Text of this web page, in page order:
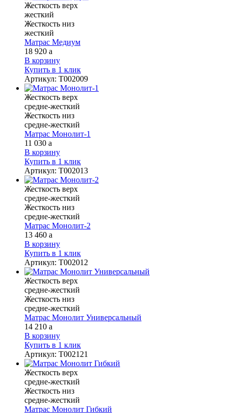
Жесткость верх
жесткий
Жесткость низ
жесткий
Матрас Медиум
18 920 a
В корзину
Купить в 1 клик
Артикул: Т002009
Жесткость верх
средне-жесткий
Жесткость низ
средне-жесткий
Матрас Монолит-1
11 030 a
В корзину
Купить в 1 клик
Артикул: Т002013
Жесткость верх
средне-жесткий
Жесткость низ
средне-жесткий
Матрас Монолит-2
13 460 a
В корзину
Купить в 1 клик
Артикул: Т002012
Жесткость верх
средне-жесткий
Жесткость низ
средне-жесткий
Матрас Монолит Универсальный
14 210 a
В корзину
Купить в 1 клик
Артикул: Т002121
Жесткость верх
средне-жесткий
Жесткость низ
средне-жесткий
Матрас Монолит Гибкий